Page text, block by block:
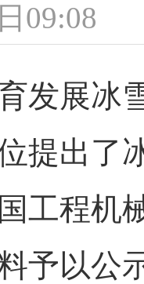
09:08
展冰雪
提出了
工程机
予以公